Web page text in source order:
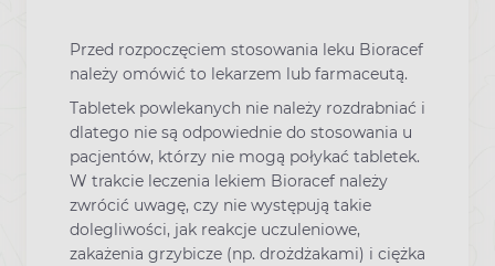
Przed rozpoczęciem stosowania leku Bioracef
należy omówić to lekarzem lub farmaceutą.
Tabletek powlekanych nie należy rozdrabniać i
dlatego nie są odpowiednie do stosowania u
pacjentów, którzy nie mogą połykać tabletek.
W trakcie leczenia lekiem Bioracef należy
zwrócić uwagę, czy nie występują takie
dolegliwości, jak reakcje uczuleniowe,
zakażenia grzybicze (np. drożdżakami) i ciężka